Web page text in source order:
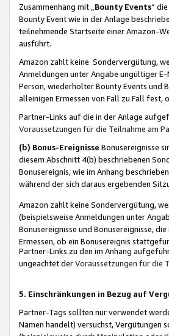
Zusammenhang mit „ Bounty Events“
Bounty Event wie in der Anlage
teilnehmende Startseite einer Amazon-
ausführt.
Amazon zahlt keine Sondervergütung,
Anmeldungen unter Angabe ungültiger
Person, wiederholter Bounty Events und
alleinigen Ermessen von Fall zu Fall
Partner-Links auf die in der Anlage
Voraussetzungen für die Teilnahme am
(b) Bonus-Ereignisse Bonusereignisse
diesem Abschnitt 4(b) beschriebenen
Bonusereignis, wie im Anhang
während der sich daraus ergebenden
Amazon zahlt keine Sondervergütung,
(beispielsweise Anmeldungen unter
Bonusereignisse und Bonusereignisse,
Ermessen, ob ein Bonusereignis
Partner-Links zu den im Anhang
ungeachtet derVoraussetzungen für die
5. Einschränkungen in Bezug auf
Partner-Tags sollten nur verwendet
Namen handelt) versuchst, Vergütungen